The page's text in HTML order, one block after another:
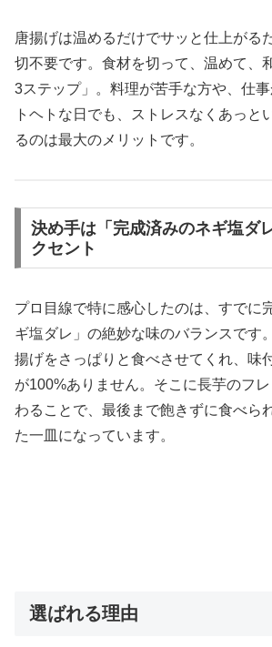
唐揚げは温めるだけでサッと仕上がる
切不要です。食材を切って、温めて、
3ステップ」。料理が苦手な方や、仕
トヘトな日でも、ストレスなくあっと
るのは最大のメリットです。
決め手は「完成済みのネギ塩ダ
クセント
プロ目線で特に感心したのは、すでに
ギ塩ダレ」の絶妙な味のバランスです
揚げをさっぱりと食べさせてくれ、味
が100%ありません。そこに長芋のフ
わることで、最後まで飽きずに食べら
た一皿になっています。
選ばれる理由